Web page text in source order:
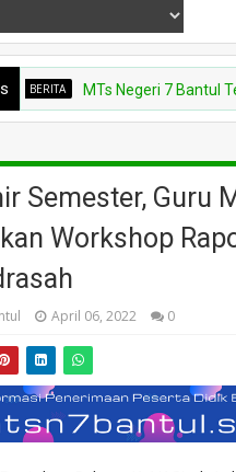
MTs Negeri 7 Bantul
Semester, Guru
Workshop
April 06, 2022 0